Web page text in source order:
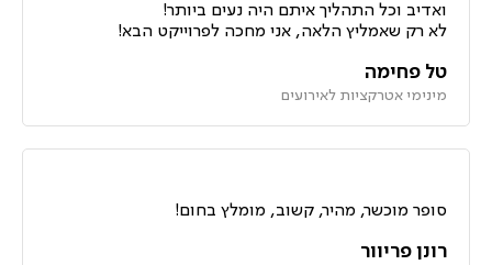
ואדיב וכל התהליך איתם היה נעים ביותר!
לא רק שאמליץ הלאה, אני מחכה לפרוייקט הבא!
טל פחימה
מינימי אטרקציות לאירועים
סופר מוכשר, מהיר, קשוב, מומלץ בחום!
רונן פריוור